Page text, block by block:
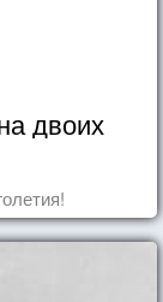
двоих